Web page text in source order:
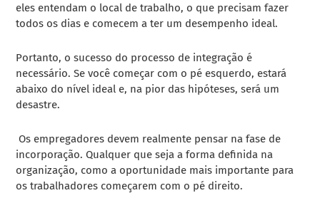
eles entendam o local de trabalho, o que precisam fazer
todos os dias e comecem a ter um desempenho ideal.
Portanto, o sucesso do processo de integração é
necessário. Se você começar com o pé esquerdo, estará
abaixo do nível ideal e, na pior das hipóteses, será um
desastre.
Os empregadores devem realmente pensar na fase de
incorporação. Qualquer que seja a forma definida na
organização, como a oportunidade mais importante para
os trabalhadores começarem com o pé direito.